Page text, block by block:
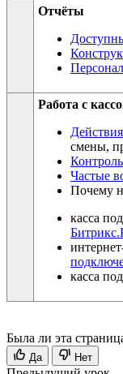
Отчёты
Работа с
смены,
Частые
Почему
касса
касса
Была ли эта
Да Нет